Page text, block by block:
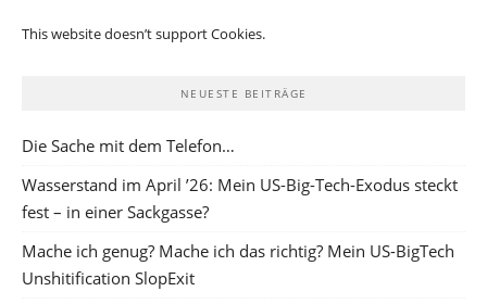
This website doesn’t support Cookies.
NEUESTE BEITRÄGE
Die Sache mit dem Telefon…
Wasserstand im April ’26: Mein US-Big-Tech-Exodus steckt
fest – in einer Sackgasse?
Mache ich genug? Mache ich das richtig? Mein US-BigTech
Unshitification SlopExit